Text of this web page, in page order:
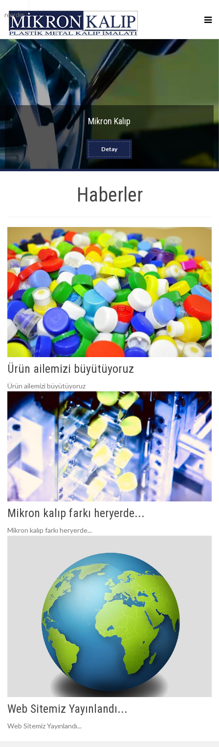
reorder
Mikron Kalıp
Detay
Haberler
Ürün ailemizi büyütüyoruz
Ürün ailemizi büyütüyoruz
Mikron kalıp farkı heryerde...
Mikron kalıp farkı heryerde...
Web Sitemiz Yayınlandı...
Web Sitemiz Yayınlandı...